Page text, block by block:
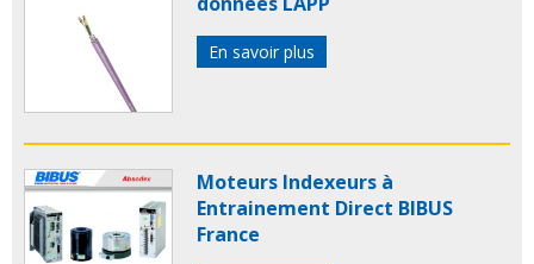
En savoir plus
Moteurs Indexeurs à
Entrainement Direct BIBUS
France